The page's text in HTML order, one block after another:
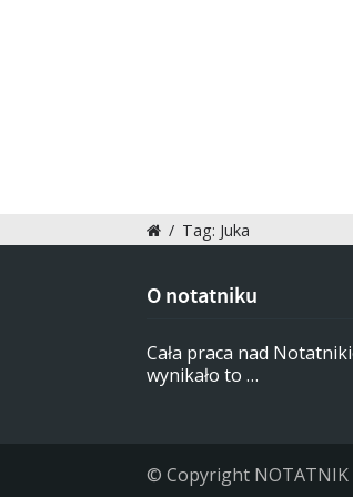
/ Tag: Juka
O notatniku
Cała praca nad
wynikało to …
© Copyright NOTATNIK